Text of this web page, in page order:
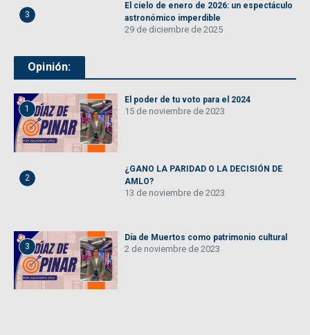
3
El cielo de enero de 2026: un espectáculo
astronómico imperdible
29 de diciembre de 2025
Opinión:
1
El poder de tu voto para el 2024
15 de noviembre de 2023
2
¿GANO LA PARIDAD O LA DECISIÓN DE
AMLO?
13 de noviembre de 2023
3
Día de Muertos como patrimonio cultural
2 de noviembre de 2023